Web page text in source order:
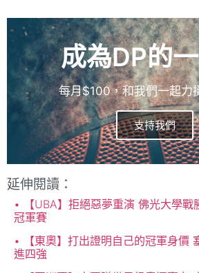
成為DP的
每月$100，和我們一起力
支持我們
延伸閱讀：
【UBA】拒絕惡夢重演 佛光大學戰
冠軍賽
【東奧】打出證明自己的冠軍身價
進四強